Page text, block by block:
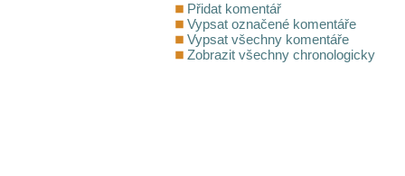
Přidat komentář
Vypsat označené komentáře
Vypsat všechny komentáře
Zobrazit všechny chronologicky